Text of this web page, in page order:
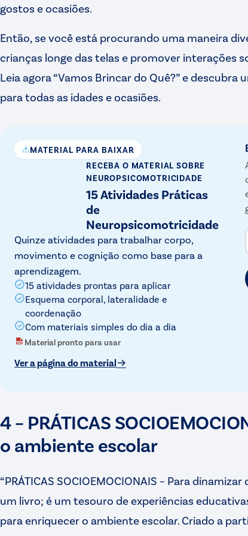
gostos e ocasiões.
Então, se você está procurando uma maneira
crianças longe das telas e promover interações
Leia agora “Vamos Brincar do Quê?” e
para todas as idades e ocasiões.
MATERIAL PARA BAIXAR
RECEBA O MATERIAL SOBRE
NEUROPSICOMOTRICIDADE
15 Atividades Práticas
de
Neuropsicomotricidade
Quinze atividades para trabalhar corpo,
movimento e cognição como base para a
aprendizagem.
15 atividades prontas para aplicar
Esquema corporal, lateralidade e
coordenação
Com materiais simples do dia a dia
Material pronto para usar
Ver a página do material
4 – PRÁTICAS
o ambiente escolar
“PRÁTICAS SOCIOEMOCIONAIS – Para
um livro; é um tesouro de experiências
para enriquecer o ambiente escolar. Criado a